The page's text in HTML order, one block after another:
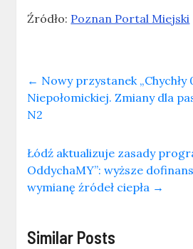
Źródło: Poznan Portal Miejski
← Nowy przystanek „Chychły
Niepołomickiej. Zmiany dla
N2
Łódź aktualizuje zasady
OddychaMY”: wyższe
wymianę źródeł ciepła →
Similar Posts